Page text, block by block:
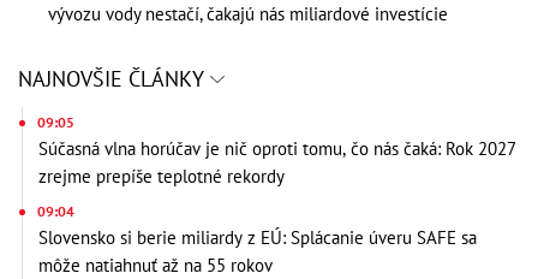
vývozu vody nestačí, čakajú nás miliardové investície
NAJNOVŠIE ČLÁNKY
09:05
Súčasná vlna horúčav je nič oproti tomu, čo nás čaká: Rok 2027
zrejme prepíše teplotné rekordy
09:04
Slovensko si berie miliardy z EÚ: Splácanie úveru SAFE sa
môže natiahnuť až na 55 rokov